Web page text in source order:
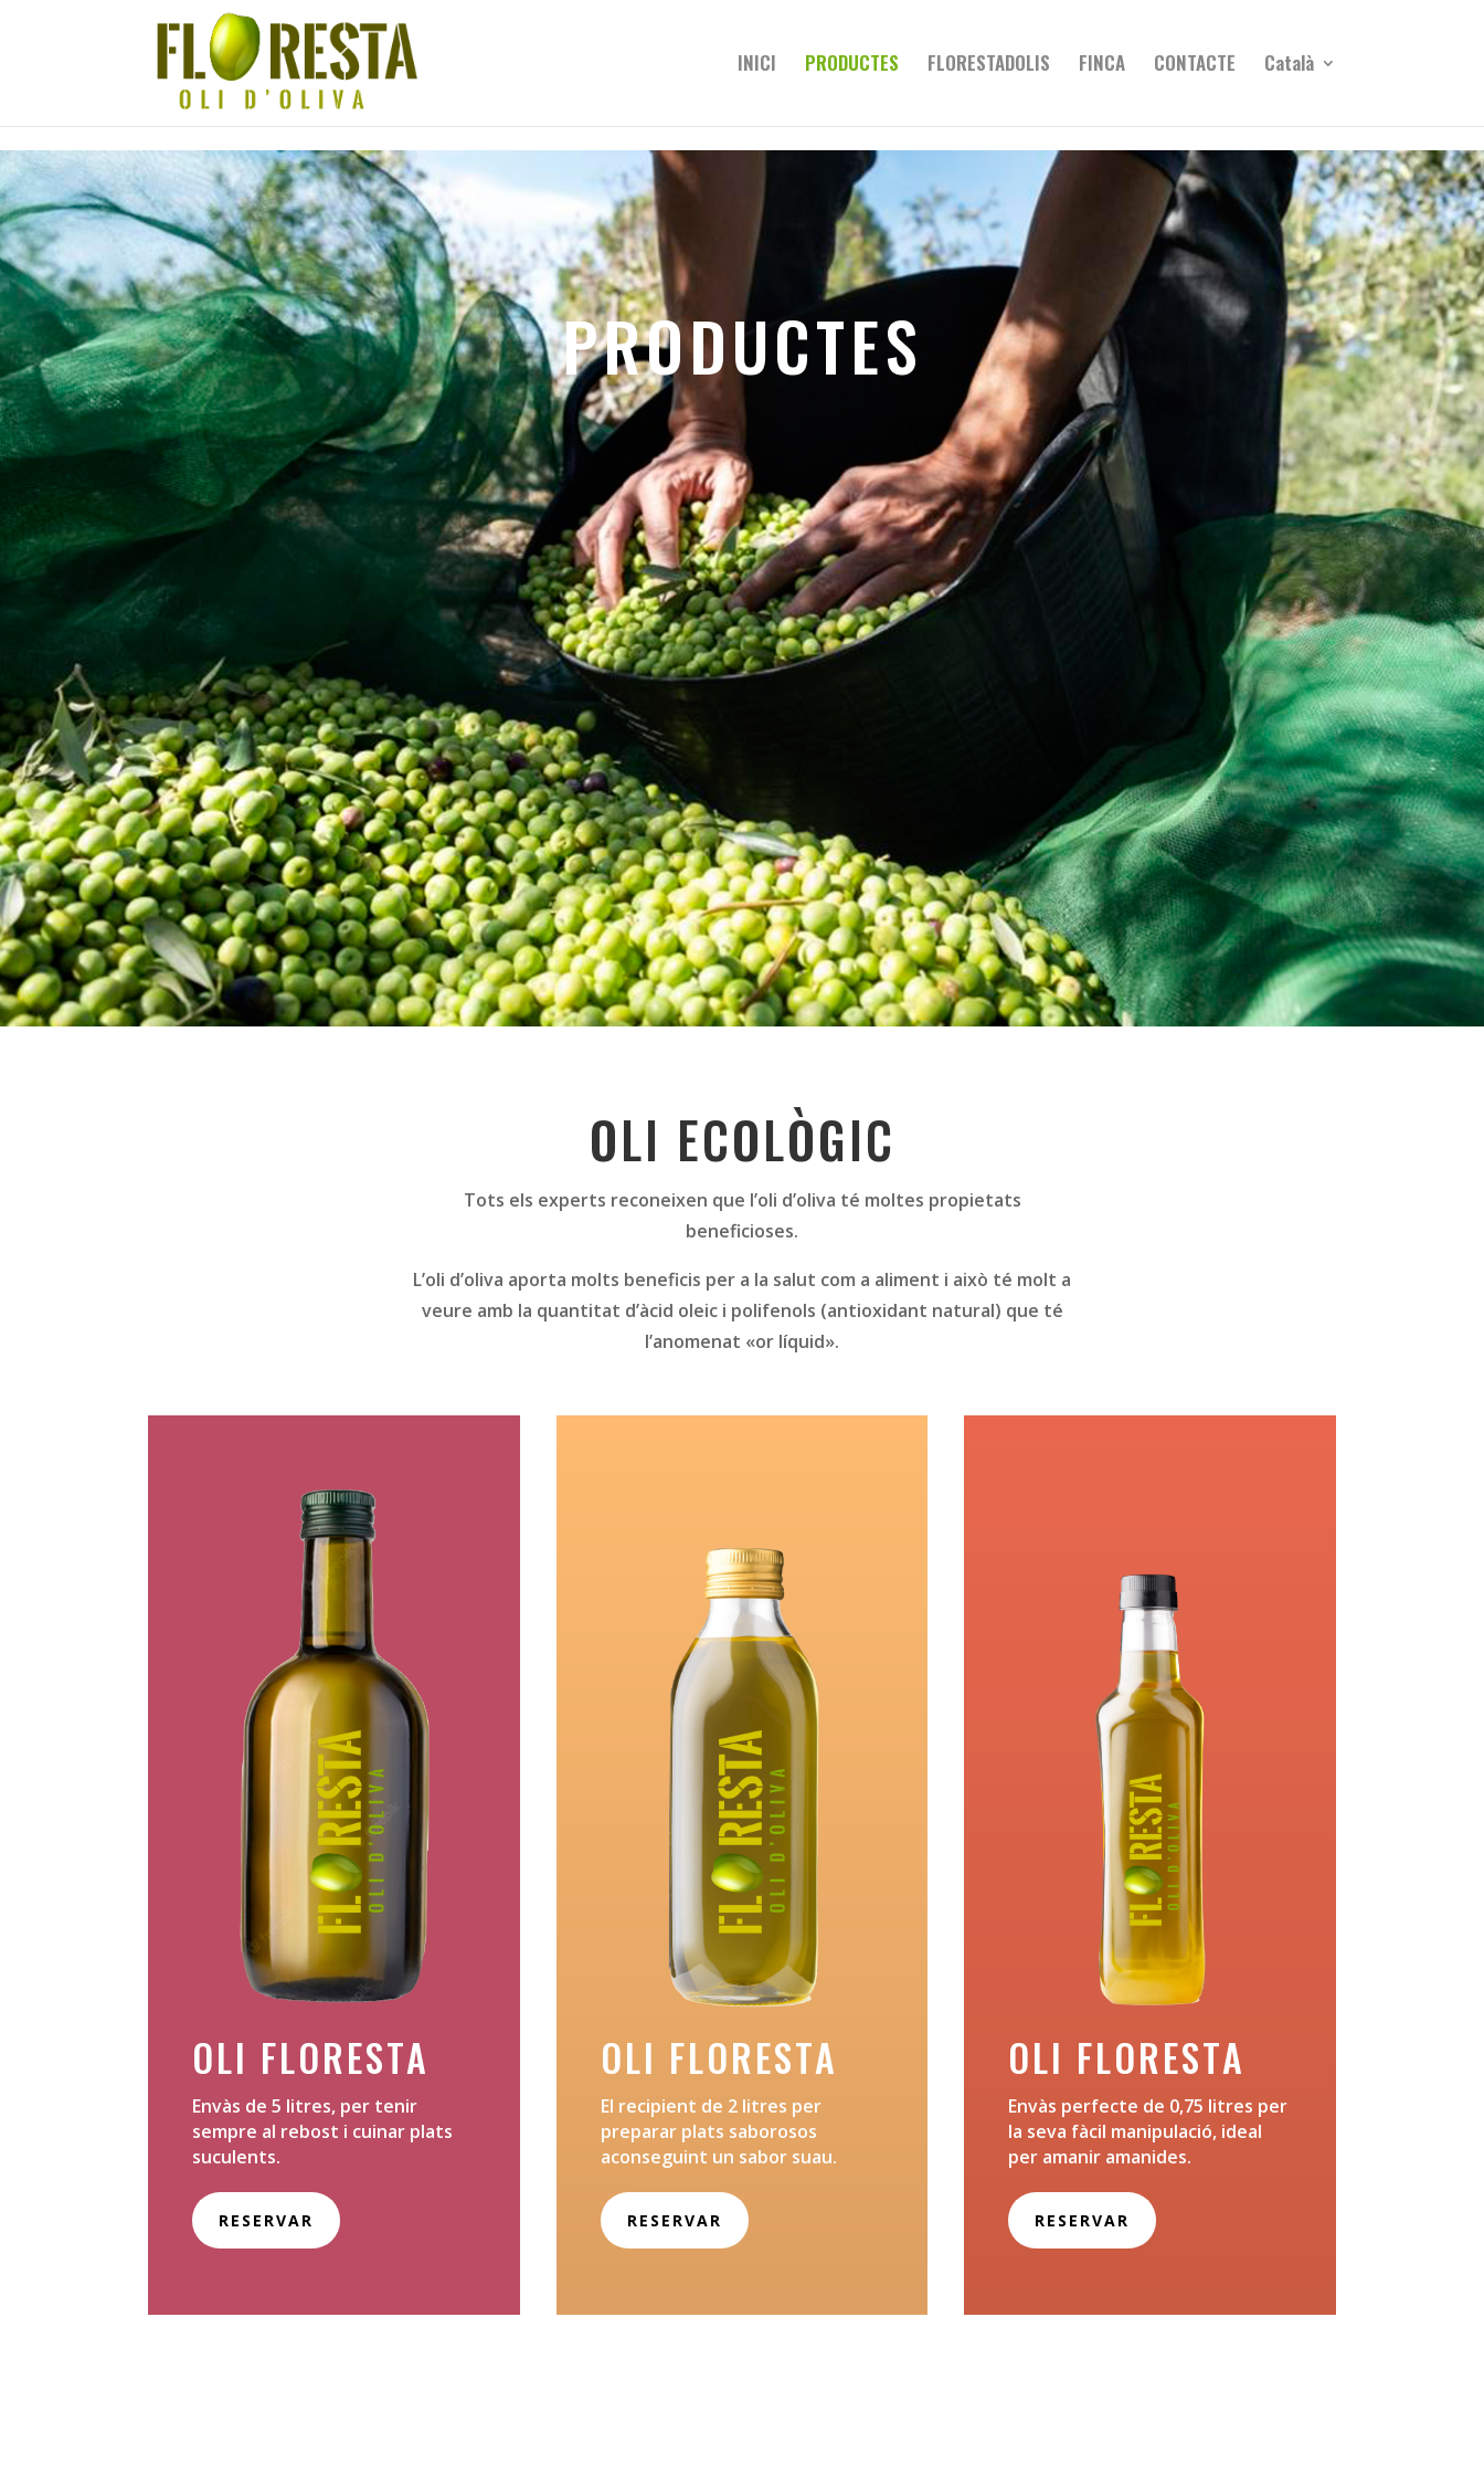
INICI PRODUCTES FLORESTADOLIS FINCA CONTACTE Català
PRODUCTES
OLI ECOLÒGIC
Tots els experts reconeixen que l’oli d’oliva té moltes propietats
beneficioses.
L’oli d’oliva aporta molts beneficis per a la salut com a aliment i això té molt a
veure amb la quantitat d’àcid oleic i polifenols (antioxidant natural) que té
l’anomenat «or líquid».
OLI FLORESTA
Envàs de 5 litres, per tenir
sempre al rebost i cuinar plats
suculents.
RESERVAR
OLI FLORESTA
El recipient de 2 litres per
preparar plats saborosos
aconseguint un sabor suau.
RESERVAR
OLI FLORESTA
Envàs perfecte de 0,75 litres per
la seva fàcil manipulació, ideal
per amanir amanides.
RESERVAR